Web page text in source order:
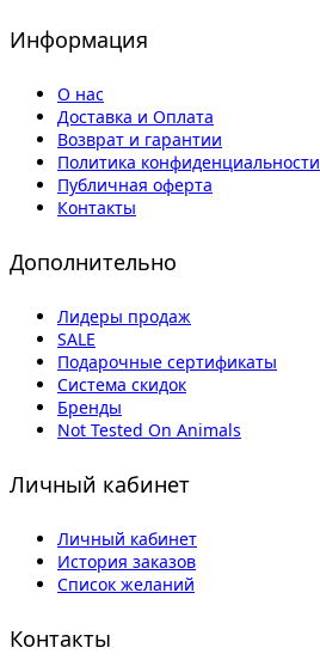
Информация
О нас
Доставка и Оплата
Возврат и гарантии
Политика конфиденциальности
Публичная оферта
Контакты
Дополнительно
Лидеры продаж
SALE
Подарочные сертификаты
Система скидок
Бренды
Not Tested On Animals
Личный кабинет
Личный кабинет
История заказов
Список желаний
Контакты